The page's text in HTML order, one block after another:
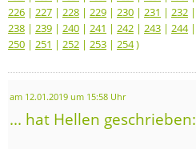
226 | 227 | 228 | 229 | 230 | 231 | 232 |
238 | 239 | 240 | 241 | 242 | 243 | 244|
250 | 251 | 252 | 253 | 254)
am 12.01.2019 um 15:58 Uhr
... hat Hellen geschrieben: